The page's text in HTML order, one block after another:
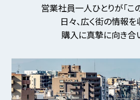
営業社員一人ひとりが「こ
日々、広く街の情報を
購入に真摯に向き合